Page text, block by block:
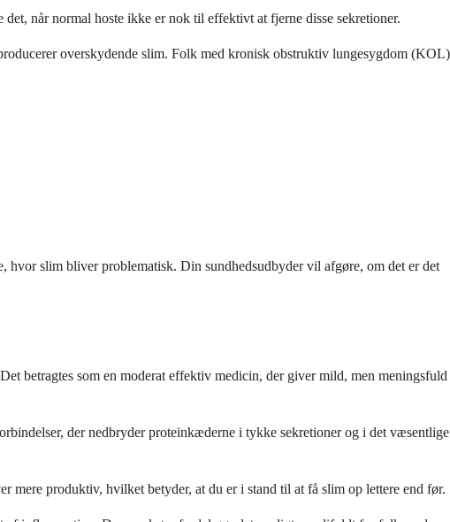
når normal hoste ikke er nok til effektivt at fjerne disse sekretioner.
overskydende slim. Folk med kronisk obstruktiv lungesygdom (KOL)
slim bliver problematisk. Din sundhedsudbyder vil afgøre, om det er det
betragtes som en moderat effektiv medicin, der giver mild, men meningsfuld
der nedbryder proteinkæderne i tykke sekretioner og i det væsentlige
mere produktiv, hvilket betyder, at du er i stand til at få slim op lettere end før.